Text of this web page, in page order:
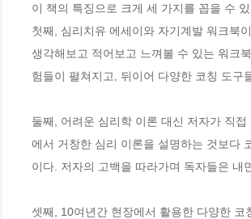
이 책의 특징으로 크게 세 가지를 꼽을 수 있
첫째, 심리치유 에세이와 자기계발 워크북
생각해보고 적어보고 느껴볼 수 있는 워크
험들이 펼쳐지고, 뒤이어 다양한 코칭 도
둘째, 어려운 심리학 이론 대신 저자가 직
에서 거창한 심리 이론을 설명하는 것보다
이다. 저자의 고백을 따라가며 독자들은
셋째, 10여년간 현장에서 활용한 다양한